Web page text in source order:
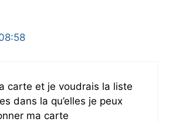
carte et je voudrais la liste
dans la qu’elles je peux
ma carte